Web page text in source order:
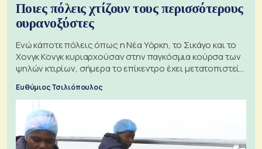
Ποιες πόλεις χτίζουν τους περισσότερους
ουρανοξύστες
Ενώ κάποτε πόλεις όπως η Νέα Υόρκη, το Σικάγο και το
Χονγκ Κονγκ κυριαρχούσαν στην παγκόσμια κούρσα των
ψηλών κτιρίων, σήμερα το επίκεντρο έχει μετατοπιστεί
Ευθύμιος Τσιλιόπουλος